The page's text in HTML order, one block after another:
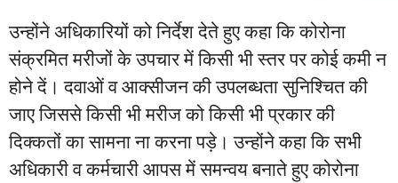
उन्होंने अधिकारियों को निर्देश देते हुए कहा कि कोरोना
संक्रमित मरीजों के उपचार में किसी भी स्तर पर कोई कमी न
होने दें। दवाओं व आक्सीजन की उपलब्धता सुनिश्चित की
जाए जिससे किसी भी मरीज को किसी भी प्रकार की
दिक्कतों का सामना ना करना पड़े। उन्होंने कहा कि सभी
अधिकारी व कर्मचारी आपस में समन्वय बनाते हुए कोरोना